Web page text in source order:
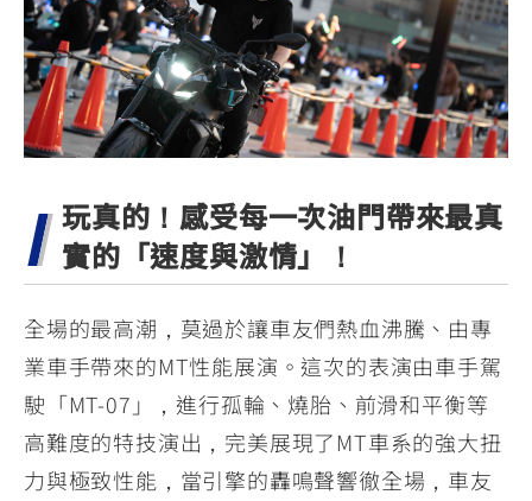
玩真的！感受每一次油門帶來最真
實的「速度與激情」！
全場的最高潮，莫過於讓車友們熱血沸騰、由專
業車手帶來的MT性能展演。這次的表演由車手駕
駛「MT-07」，進行孤輪、燒胎、前滑和平衡等
高難度的特技演出，完美展現了MT車系的強大扭
力與極致性能，當引擎的轟鳴聲響徹全場，車友